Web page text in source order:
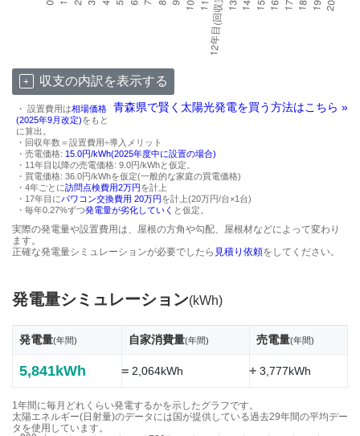
収支の内訳を表示する
青森県で賢く太陽光発電を買う方法はこちら »
・ 設置費用は相場価格
(2025年9月改定)をもと
に算出。
・回収年数＝設置費用÷導入メリット
・売電価格: 15.0円/kWh(2025年度中に設置の場合)
・11年目以降の売電価格: 9.0円/kWhと仮定。
・買電価格: 36.0円/kWhを仮定(一般的な家庭の買電価格)
・4年ごとに訪問点検費用2万円を計上
・17年目にパワコン交換費用 20万円を計上(20万円/台×1台)
・毎年0.27%ずつ発電量が劣化していく と仮定。
実際の発電量や設置費用は、屋根の方角や勾配、屋根材などによって変わり
ます。
正確な発電量シミュレーションが必要でしたら 見積り依頼をしてください。
発電量シミュレーション(kWh)
発電量(年間) 自家消費量(年間) 売電量(年間)
5,841kWh =2,064kWh +3,777kWh
1年間に毎月どれくらい発電するかを示したグラフです。
太陽エネルギー(日射量)のデータには国が提供している過去29年間の平均デー
タを使用しています。